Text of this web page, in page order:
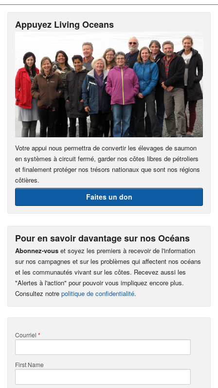
Appuyez Living Oceans
Votre appui nous permettra de convertir les élevages de saumon
en systèmes à circuit fermé, garder nos côtes libres de pétroliers
et finalement protéger nos trésors nationaux que sont nos régions
côtières.
Faites un don
Pour en savoir davantage sur nos Océans
Abonnez-vous et soyez les premiers à recevoir de l'information
sur nos campagnes et sur les problèmes qui affectent nos océans
et les communautés vivant sur les côtes. Recevez aussi les
"Alertes à l'action" pour pouvoir vous impliquez encore plus.
Consultez notre politique de confidentialité.
Courriel *
First Name